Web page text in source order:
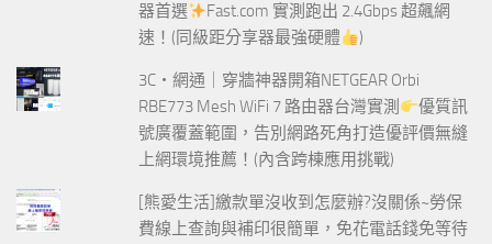
器首選
Fast.com 實測跑出 2.4Gbps 超飆網
速！(同級距分享器最強硬體
)
3C‧網通｜穿牆神器開箱NETGEAR Orbi
RBE773 Mesh WiFi 7 路由器台灣實測
優質訊
號廣覆蓋範圍，告別網路死角打造優評價無縫
上網環境推薦！(內含跨棟應用挑戰)
[熊愛生活]繳款單沒收到怎麼辦?沒關係~勞保
費線上查詢與補印很簡單，免花電話錢免等待